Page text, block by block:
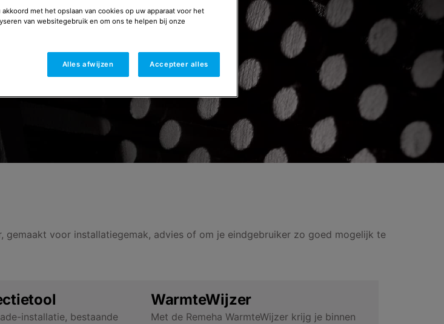
voor installatiegemak, advies of om je eindgebruiker zo goed mogelijk te
installatie, bestaande
WarmteWijzer
Met de Remeha WarmteWijzer krijg je binnen
akkoord met het opslaan van cookies op uw apparaat voor het
van websitegebruik en om ons te helpen bij onze
Alles afwijzen Accepteer alles